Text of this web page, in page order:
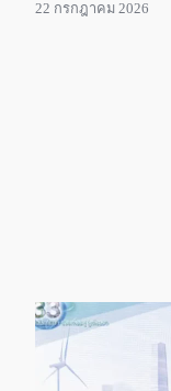
22 กรกฎาคม 2026